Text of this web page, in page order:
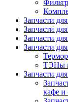
Запчасти
Запчасти
Запчасти
Запчасти
ТЭНы
Запчасти
кафе и